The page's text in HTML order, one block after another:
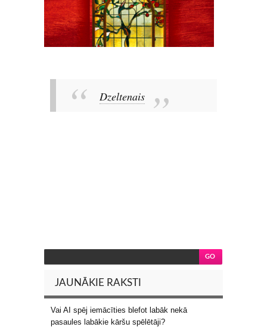
Dzeltenais
JAUNĀKIE RAKSTI
Vai AI spēj iemācīties blefot labāk nekā
pasaules labākie kāršu spēlētāji?